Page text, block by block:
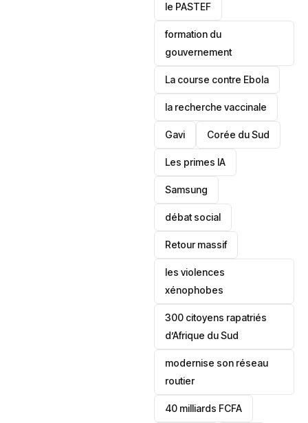
le PASTEF
formation du
gouvernement
La course contre Ebola
la recherche vaccinale
Gavi ‎Corée du Sud
Les primes IA
Samsung
débat social
Retour massif
les violences
xénophobes
300 citoyens rapatriés
d’Afrique du Sud
modernise son réseau
routier
40 milliards FCFA